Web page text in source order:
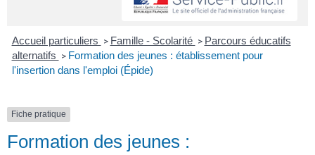
Accueil particuliers > Famille - Scolarité > Parcours éducatifs
alternatifs > Formation des jeunes : établissement pour
l'insertion dans l'emploi (Épide)
Fiche pratique
Formation des jeunes :